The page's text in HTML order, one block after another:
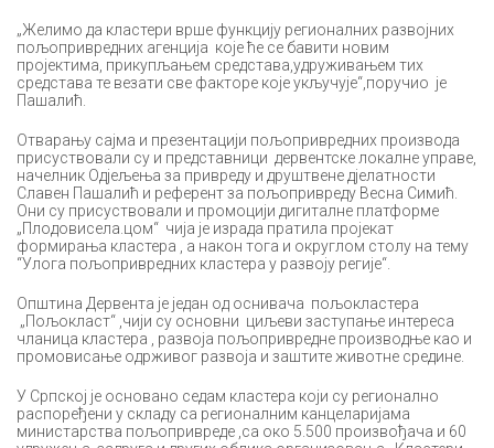
„Желимо да кластери врше функцију регионалних развојних
пољопривредних агенција које ће се бавити новим
пројектима, прикупљањем средстава,удруживањем тих
средстава те везати све факторе које укључује“,поручио је
Пашалић.
Отварању сајма и презентацији пољопривредних производа
присуствовали су и представници дервентске локалне управе,
начелник Одјељења за привреду и друштвене дјелатности
Славен Пашалић и референт за пољопривреду Весна Симић.
Они су присуствовали и промоцији дигиталне платформе
„Плодовисела.цом“ чија је израда пратила пројекат
формирања кластера , а након тога и округлом столу на тему
“Улога пољопривредних кластера у развоју регије“.
Општина Дервента је један од оснивача пољокластера
„Пољокласт“ ,чији су основни циљеви заступање интереса
чланица кластера , развоја пољопривредне производње као и
промовисање одрживог развоја и заштите животне средине.
У Српској је основано седам кластера који су регионално
распоређени у складу са регионалним канцеларијама
министарства пољопривреде ,са око 5.500 произвођача и 60